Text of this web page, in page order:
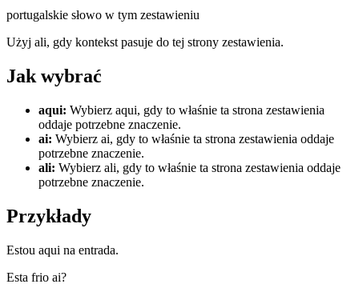
portugalskie słowo w tym zestawieniu
Użyj ali, gdy kontekst pasuje do tej strony zestawienia.
Jak wybrać
aqui: Wybierz aqui, gdy to właśnie ta strona zestawienia
oddaje potrzebne znaczenie.
ai: Wybierz ai, gdy to właśnie ta strona zestawienia oddaje
potrzebne znaczenie.
ali: Wybierz ali, gdy to właśnie ta strona zestawienia oddaje
potrzebne znaczenie.
Przykłady
Estou aqui na entrada.
Esta frio ai?